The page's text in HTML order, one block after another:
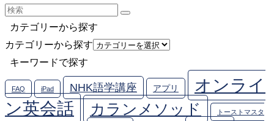
カテゴリーから探す
カテゴリーから探す
キーワードで探す
FAQ iPad NHK語学講座 アプリ
オンライ
ン英会話
カランメソッド トーストマスタ